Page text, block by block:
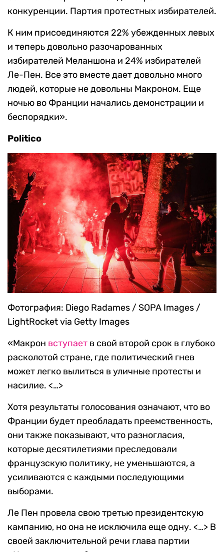
конкуренции. Партия протестных избирателей.
К ним присоединяются 22% убежденных левых
и теперь довольно разочарованных
избирателей Меланшона и 24% избирателей
Ле-Пен. Все это вместе дает довольно много
людей, которые не довольны Макроном. Еще
ночью во Франции начались демонстрации и
беспорядки».
Politico
Фотография: Diego Radames / SOPA Images /
LightRocket via Getty Images
«Макрон вступает в свой второй срок в глубоко
расколотой стране, где политический гнев
может легко вылиться в уличные протесты и
насилие. <…>
Хотя результаты голосования означают, что во
Франции будет преобладать преемственность,
они также показывают, что разногласия,
которые десятилетиями преследовали
французскую политику, не уменьшаются, а
усиливаются с каждыми последующими
выборами.
Ле Пен провела свою третью президентскую
кампанию, но она не исключила еще одну. <…> В
своей заключительной речи глава партии